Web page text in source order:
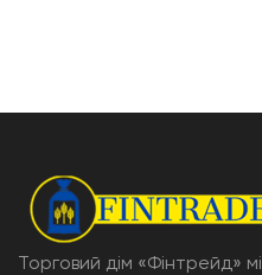
Торговий дім «Фінтрейд»